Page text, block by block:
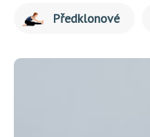
Předklonové